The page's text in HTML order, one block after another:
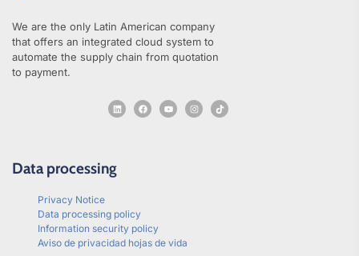
We are the only Latin American company
that offers an integrated cloud system to
automate the supply chain from quotation
to payment.
Data processing
Privacy Notice
Data processing policy
Information security policy
Aviso de privacidad hojas de vida